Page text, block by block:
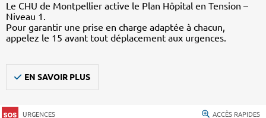
Le CHU de Montpellier active le Plan Hôpital en Tension –
Niveau 1.
Pour garantir une prise en charge adaptée à chacun,
appelez le 15 avant tout déplacement aux urgences.
EN SAVOIR PLUS
URGENCES ACCÈS RAPIDES